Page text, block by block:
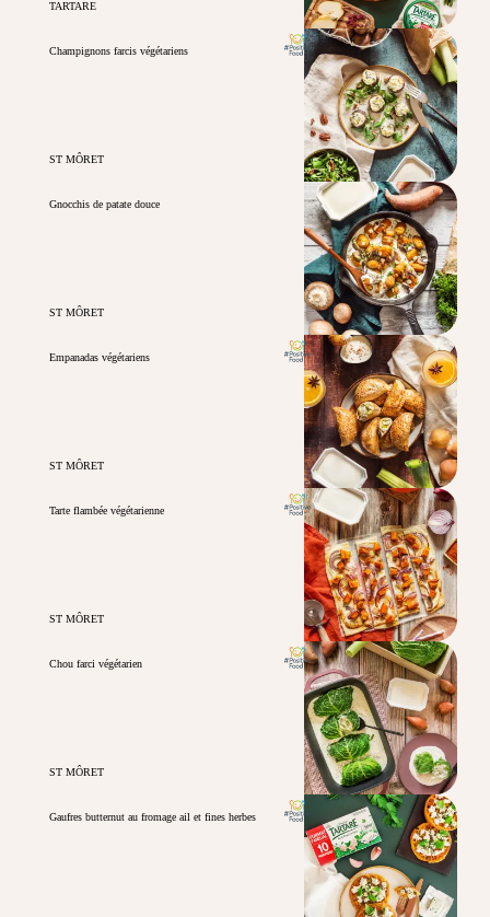
TARTARE
Champignons farcis végétariens
ST MÔRET
Gnocchis de patate douce
ST MÔRET
Empanadas végétariens
ST MÔRET
Tarte flambée végétarienne
ST MÔRET
Chou farci végétarien
ST MÔRET
Gaufres butternut au fromage ail et fines herbes